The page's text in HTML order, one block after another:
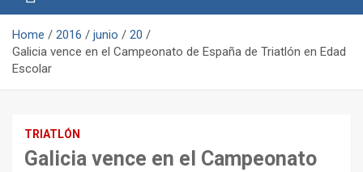
Home 2016 junio
20
Galicia vence en el Campeonato de España de Triatlón en Edad
Escolar
TRIATLÓN
Galicia vence en el Campeonato